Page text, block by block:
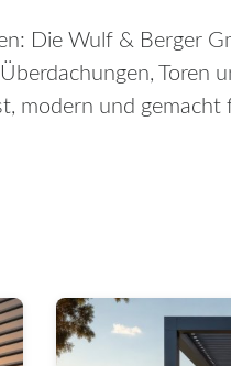
Die Wulf & Berger
modern und